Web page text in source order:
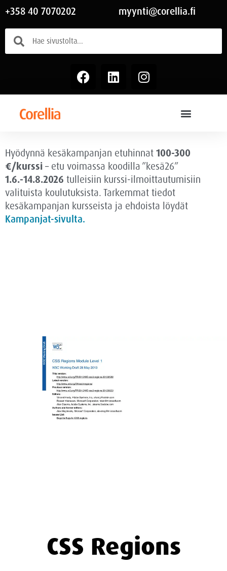
+358 40 7070202 myynti@corellia.fi
Hyödynnä kesäkampanjan etuhinnat 100-300
€/kurssi – etu voimassa koodilla ”kesä26”
1.6.-14.8.2026 tulleisiin kurssi-ilmoittautumisiin
valituista koulutuksista. Tarkemmat tiedot
kesäkampanjan kursseista ja ehdoista löydät
Kampanjat-sivulta.
CSS Regions